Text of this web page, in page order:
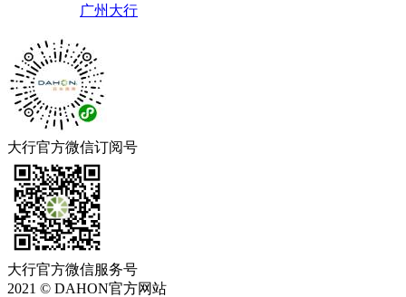
广州大行
大行官方微信订阅号
大行官方微信服务号
2021 © DAHON官方网站